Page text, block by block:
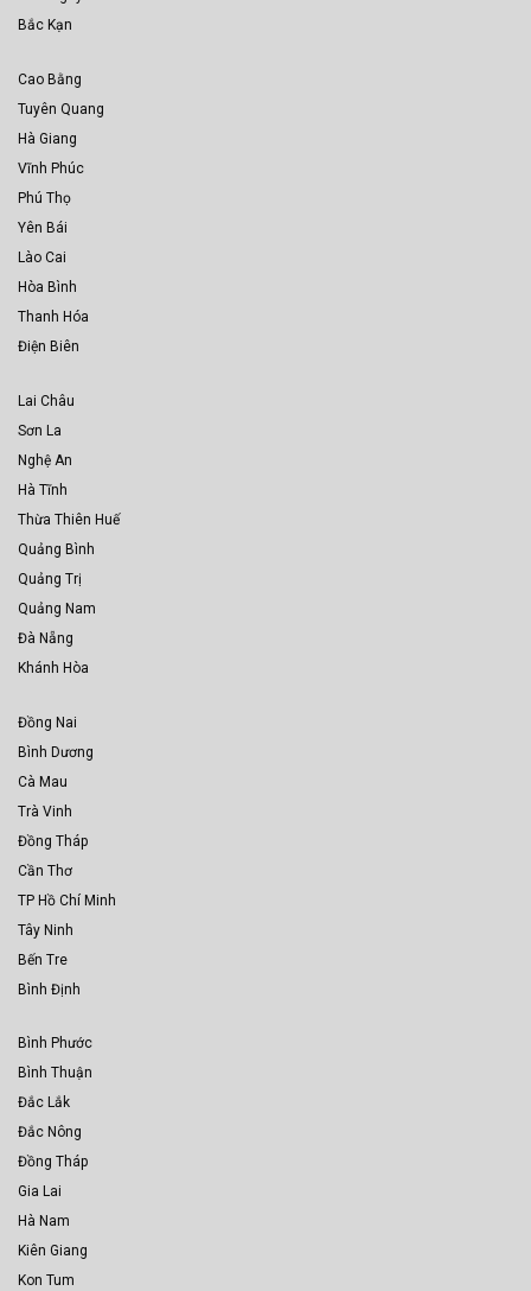
Bắc Kạn
Cao Bằng
Tuyên Quang
Hà Giang
Vĩnh Phúc
Phú Thọ
Yên Bái
Lào Cai
Hòa Bình
Thanh Hóa
Điện Biên
Lai Châu
Sơn La
Nghệ An
Hà Tĩnh
Thừa Thiên Huế
Quảng Bình
Quảng Trị
Quảng Nam
Đà Nẵng
Khánh Hòa
Đồng Nai
Bình Dương
Cà Mau
Trà Vinh
Đồng Tháp
Cần Thơ
TP Hồ Chí Minh
Tây Ninh
Bến Tre
Bình Định
Bình Phước
Bình Thuận
Đắc Lắk
Đắc Nông
Đồng Tháp
Gia Lai
Hà Nam
Kiên Giang
Kon Tum